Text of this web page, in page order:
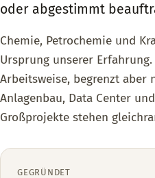
oder abgestimmt
Chemie, Petrochemie und
Ursprung unserer
Arbeitsweise, begrenzt aber
Anlagenbau, Data Center
Großprojekte stehen
GEGRÜNDET